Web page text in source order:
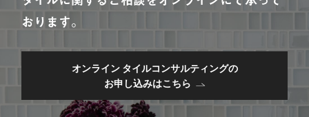
おります。
オンライン タイルコンサルティングの
お申し込みはこちら